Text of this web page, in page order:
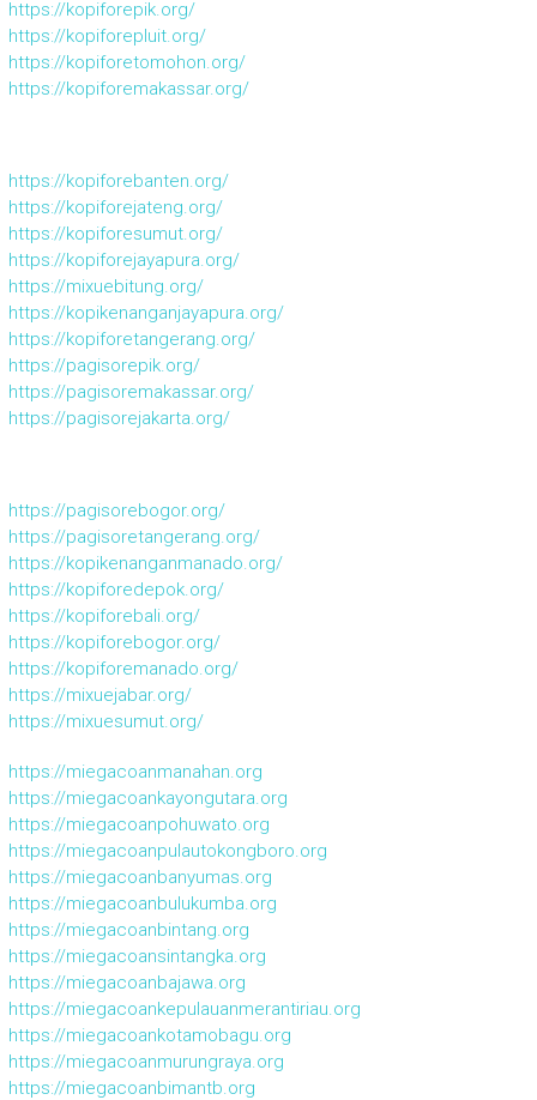
https://kopiforepik.org/
https://kopiforepluit.org/
https://kopiforetomohon.org/
https://kopiforemakassar.org/
https://kopiforebanten.org/
https://kopiforejateng.org/
https://kopiforesumut.org/
https://kopiforejayapura.org/
https://mixuebitung.org/
https://kopikenanganjayapura.org/
https://kopiforetangerang.org/
https://pagisorepik.org/
https://pagisoremakassar.org/
https://pagisorejakarta.org/
https://pagisorebogor.org/
https://pagisoretangerang.org/
https://kopikenanganmanado.org/
https://kopiforedepok.org/
https://kopiforebali.org/
https://kopiforebogor.org/
https://kopiforemanado.org/
https://mixuejabar.org/
https://mixuesumut.org/
https://miegacoanmanahan.org
https://miegacoankayongutara.org
https://miegacoanpohuwato.org
https://miegacoanpulautokongboro.org
https://miegacoanbanyumas.org
https://miegacoanbulukumba.org
https://miegacoanbintang.org
https://miegacoansintangka.org
https://miegacoanbajawa.org
https://miegacoankepulauanmerantiriau.org
https://miegacoankotamobagu.org
https://miegacoanmurungraya.org
https://miegacoanbimantb.org